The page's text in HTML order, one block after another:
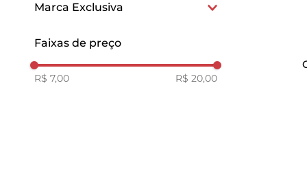
Marca Exclusiva
Faixas de preço
R$ 7,00 R$ 20,00